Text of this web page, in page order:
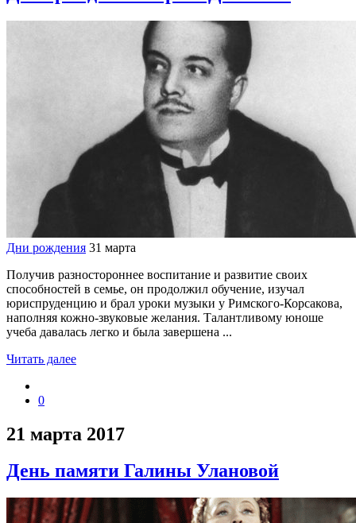
Дни рождения 31 марта
Получив разностороннее воспитание и развитие своих
способностей в семье, он продолжил обучение, изучал
юриспруденцию и брал уроки музыки у Римского-Корсакова,
наполняя кожно-звуковые желания. Талантливому юноше
учеба давалась легко и была завершена ...
Читать далее
0
21 марта 2017
День памяти Галины Улановой